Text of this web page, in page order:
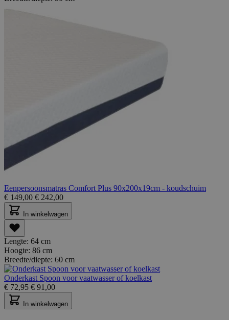
Eenpersoonsmatras Comfort Plus 90x200x19cm - koudschuim
€ 149,00 € 242,00
In winkelwagen
Lengte: 64 cm
Hoogte: 86 cm
Breedte/diepte: 60 cm
Onderkast Spoon voor vaatwasser of koelkast
€ 72,95 € 91,00
In winkelwagen